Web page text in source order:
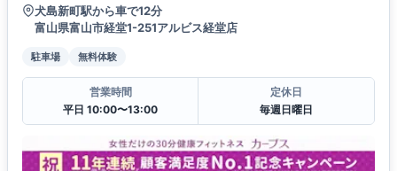
犬島新町駅から車で12分
富山県富山市経堂1-251アルビス経堂店
駐車場 無料体験
営業時間
平日 10:00〜13:00
定休日
毎週日曜日